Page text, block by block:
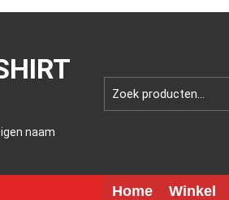
naam
Home Winkel